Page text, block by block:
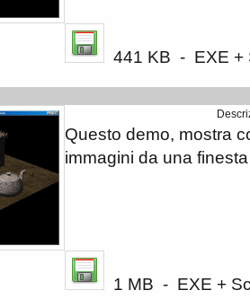
441 KB - EXE +
Questo demo, mostra
immagini da una
1 MB - EXE +